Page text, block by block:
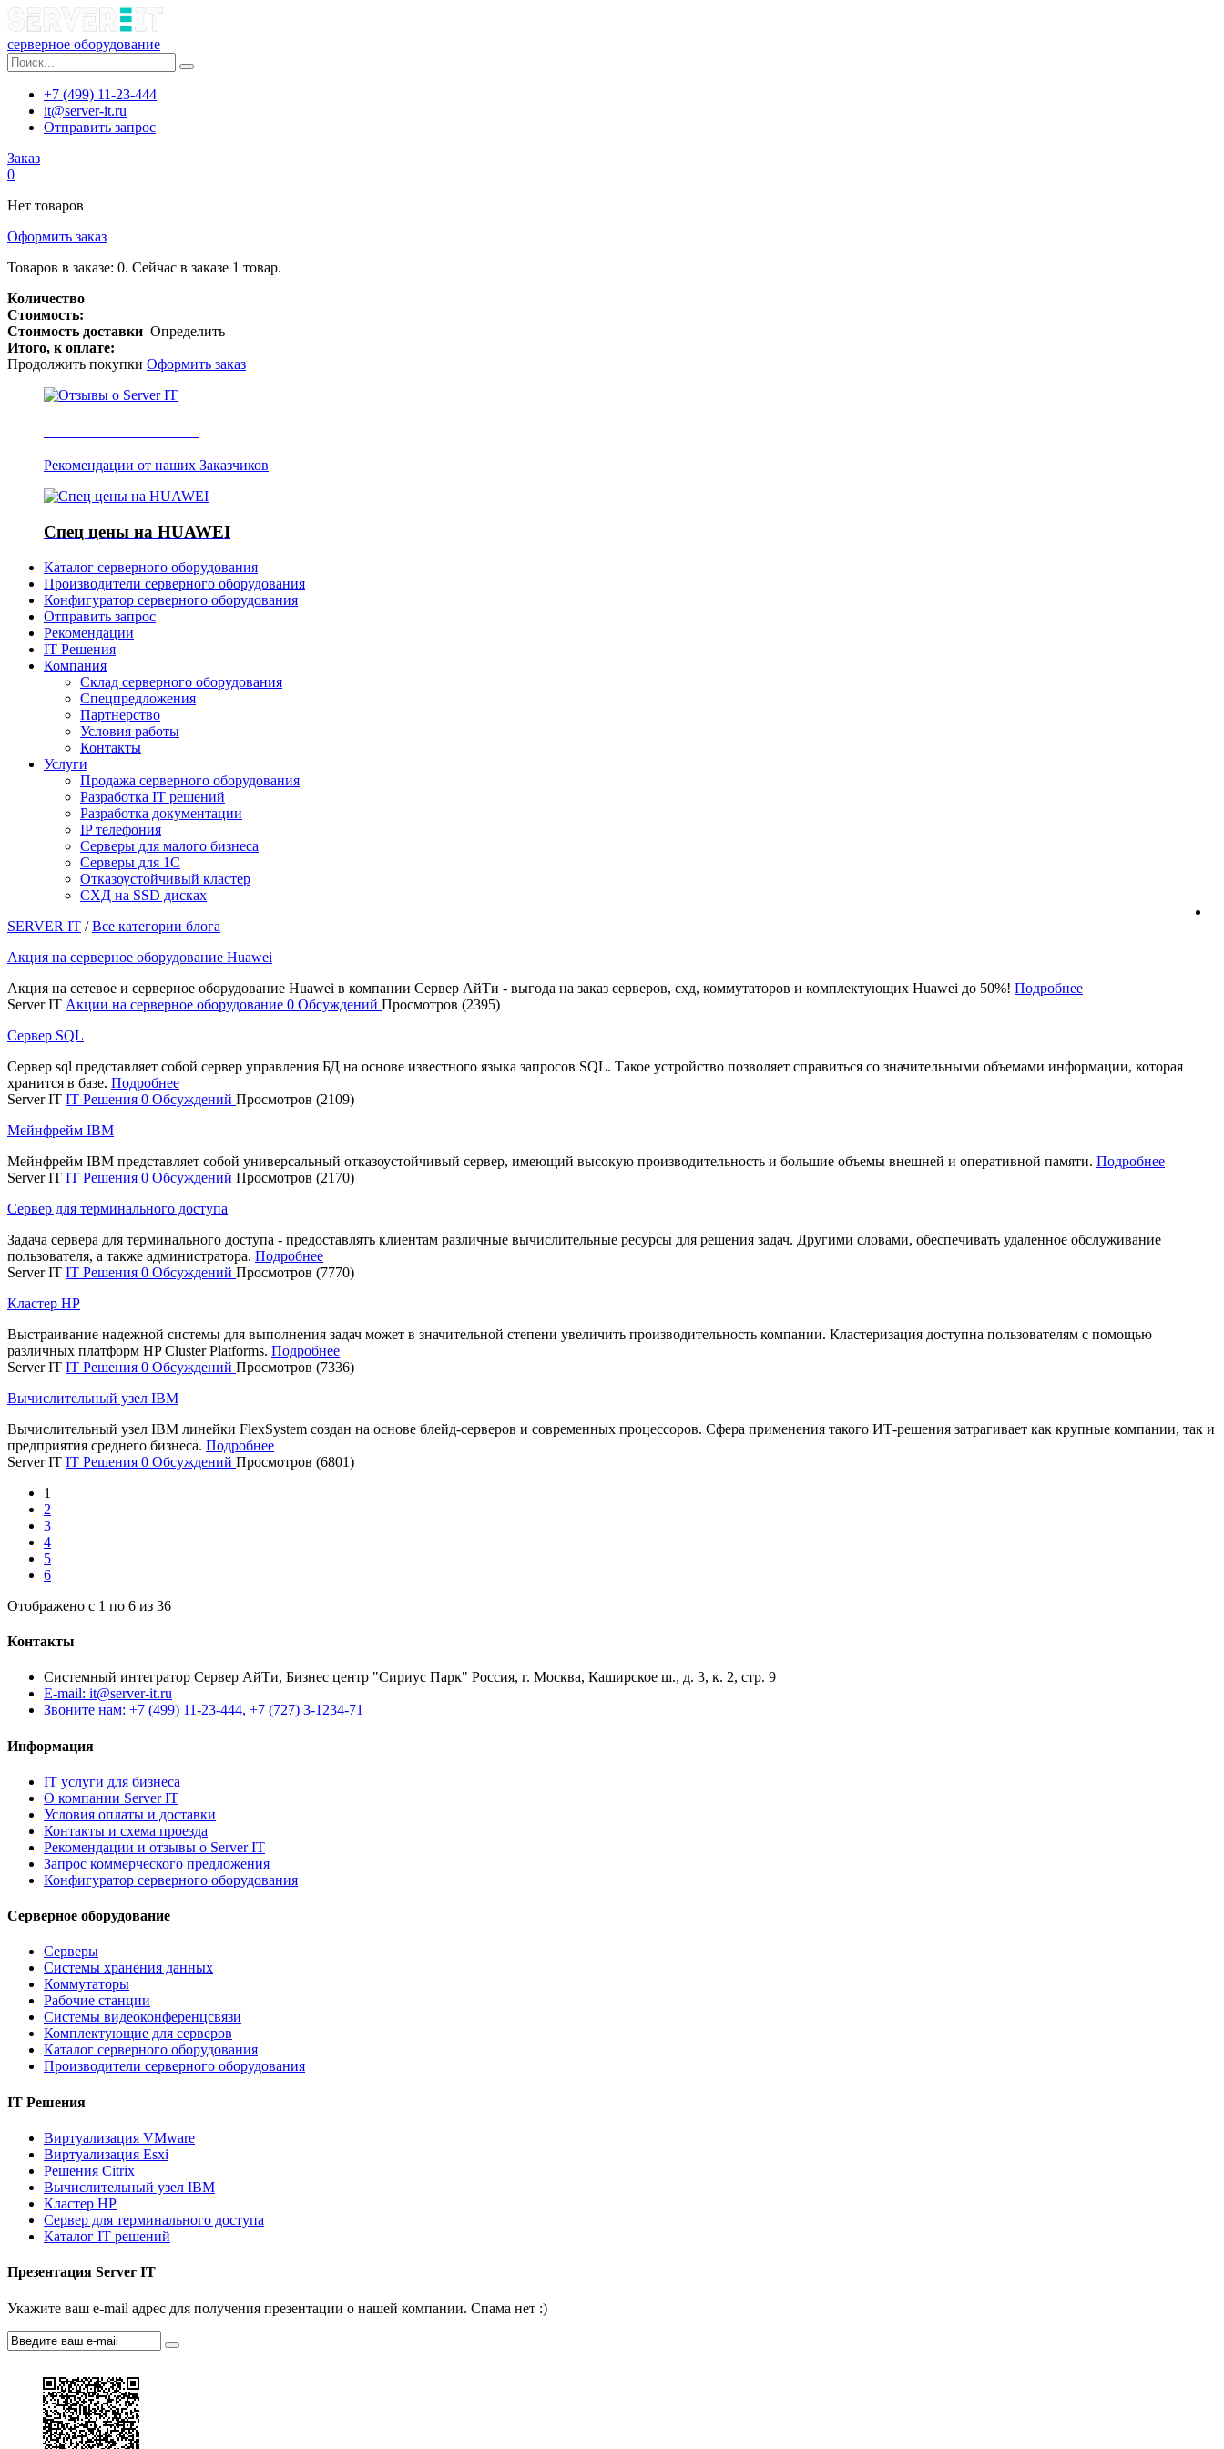
серверное оборудование
+7 (499) 11-23-444
it@server-it.ru
Отправить запрос
Заказ
0
Нет товаров
Оформить заказ
Товаров в заказе: 0. Сейчас в заказе 1 товар.
Количество
Стоимость:
Стоимость доставки Определить
Итого, к оплате:
Продолжить покупки Оформить заказ
Рекомендации от наших Заказчиков
Спец цены на HUAWEI
Каталог серверного оборудования
Производители серверного оборудования
Конфигуратор серверного оборудования
Отправить запрос
Рекомендации
IT Решения
Компания
Склад серверного оборудования
Спецпредложения
Партнерство
Условия работы
Контакты
Услуги
Продажа серверного оборудования
Разработка IT решений
Разработка документации
IP телефония
Серверы для малого бизнеса
Серверы для 1С
Отказоустойчивый кластер
СХД на SSD дисках
SERVER IT / Все категории блога
Акция на серверное оборудование Huawei
Акция на сетевое и серверное оборудование Huawei в компании Сервер АйТи - выгода на заказ серверов, схд, коммутаторов и комплектующих Huawei до 50%! Подробнее
Server IT Акции на серверное оборудование 0 Обсуждений Просмотров (2395)
Сервер SQL
Сервер sql представляет собой сервер управления БД на основе известного языка запросов SQL. Такое устройство позволяет справиться со значительными объемами информации, которая
хранится в базе. Подробнее
Server IT IT Решения 0 Обсуждений Просмотров (2109)
Мейнфрейм IBM
Мейнфрейм IBM представляет собой универсальный отказоустойчивый сервер, имеющий высокую производительность и большие объемы внешней и оперативной памяти. Подробнее
Server IT IT Решения 0 Обсуждений Просмотров (2170)
Сервер для терминального доступа
Задача сервера для терминального доступа - предоставлять клиентам различные вычислительные ресурсы для решения задач. Другими словами, обеспечивать удаленное обслуживание
пользователя, а также администратора. Подробнее
Server IT IT Решения 0 Обсуждений Просмотров (7770)
Кластер HP
Выстраивание надежной системы для выполнения задач может в значительной степени увеличить производительность компании. Кластеризация доступна пользователям с помощью
различных платформ HP Cluster Platforms. Подробнее
Server IT IT Решения 0 Обсуждений Просмотров (7336)
Вычислительный узел IBM
Вычислительный узел IBM линейки FlexSystem создан на основе блейд-серверов и современных процессоров. Сфера применения такого ИТ-решения затрагивает как крупные компании, так и
предприятия среднего бизнеса. Подробнее
Server IT IT Решения 0 Обсуждений Просмотров (6801)
1
2
3
4
5
6
Отображено с 1 по 6 из 36
Контакты
Системный интегратор Сервер АйТи, Бизнес центр "Сириус Парк" Россия, г. Москва, Каширское ш., д. 3, к. 2, стр. 9
E-mail: it@server-it.ru
Звоните нам: +7 (499) 11-23-444, +7 (727) 3-1234-71
Информация
IT услуги для бизнеса
О компании Server IT
Условия оплаты и доставки
Контакты и схема проезда
Рекомендации и отзывы о Server IT
Запрос коммерческого предложения
Конфигуратор серверного оборудования
Серверное оборудование
Серверы
Системы хранения данных
Коммутаторы
Рабочие станции
Системы видеоконференцсвязи
Комплектующие для серверов
Каталог серверного оборудования
Производители серверного оборудования
IT Решения
Виртуализация VMware
Виртуализация Esxi
Решения Citrix
Вычислительный узел IBM
Кластер HP
Сервер для терминального доступа
Каталог IT решений
Презентация Server IT
Укажите ваш e-mail адрес для получения презентации о нашей компании. Спама нет :)